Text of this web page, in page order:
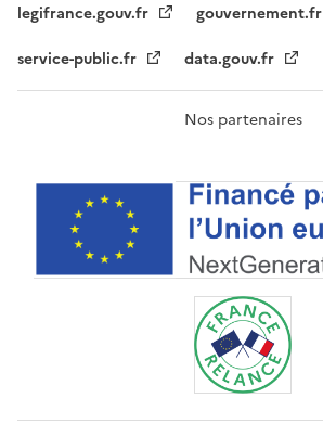
legifrance.gouv.fr
gouvernement.fr
service-public.fr
data.gouv.fr
Nos partenaires